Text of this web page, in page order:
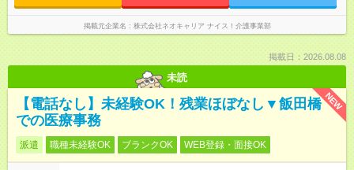
掲載元企業名 株式会社ネオキャリア ナイス！介護事業部
掲載日：2026.08.08
未読
NEW
【電話なし】未経験OK！残業ほぼなし▼飯田橋
での医療事務
派遣 職種未経験OK ブランクOK WEB登録・面接OK